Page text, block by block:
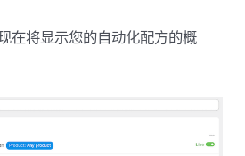
在将显示您的自动化配方的概